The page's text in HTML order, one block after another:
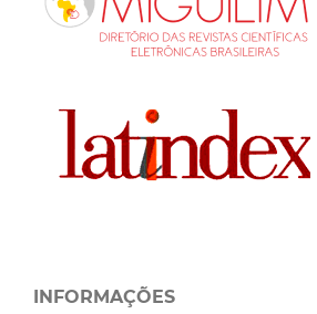
INFORMAÇÕES